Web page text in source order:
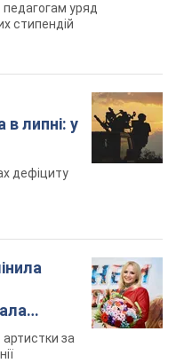
уряд
стипендій
липні: у
дефіциту
за